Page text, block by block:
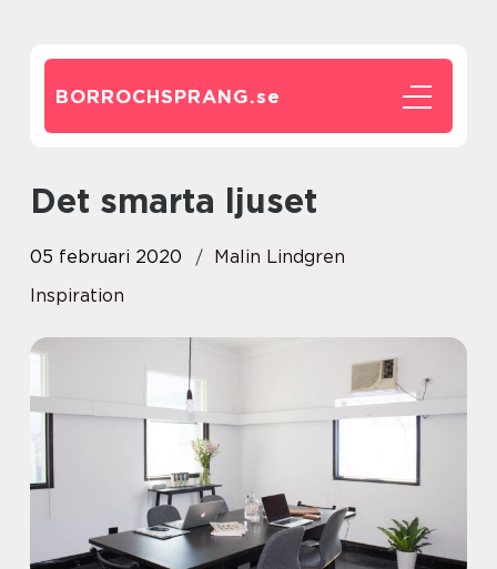
BORROCHSPRANG.se
Det smarta ljuset
05 februari 2020
Malin Lindgren
Inspiration